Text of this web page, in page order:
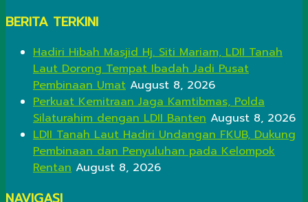
BERITA TERKINI
Hadiri Hibah Masjid Hj. Siti Mariam, LDII Tanah
Laut Dorong Tempat Ibadah Jadi Pusat
Pembinaan Umat August 8, 2026
Perkuat Kemitraan Jaga Kamtibmas, Polda
Silaturahim dengan LDII Banten August 8, 2026
LDII Tanah Laut Hadiri Undangan FKUB, Dukung
Pembinaan dan Penyuluhan pada Kelompok
Rentan August 8, 2026